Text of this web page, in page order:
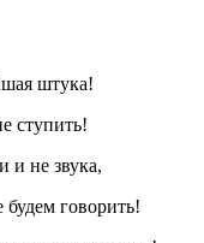
штука!
ступить!
и не звука,
говорить!